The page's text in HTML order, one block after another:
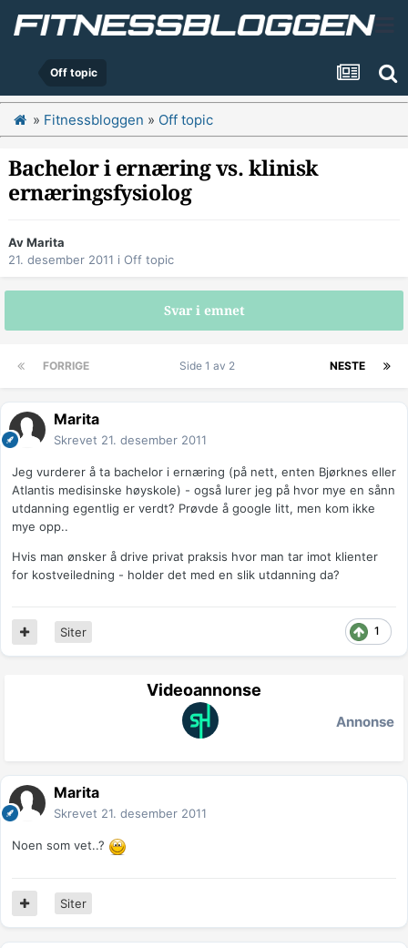
Off topic
» Fitnessbloggen » Off topic
Bachelor i ernæring vs. klinisk
ernæringsfysiolog
AvMarita
21. desember 2011 i Off topic
Svar i emnet
FORRIGE NESTE
Side 1 av 2
Marita
Skrevet 21. desember 2011
Jeg vurderer å ta bachelor i ernæring (på nett, enten Bjørknes eller
Atlantis medisinske høyskole) - også lurer jeg på hvor mye en sånn
utdanning egentlig er verdt? Prøvde å google litt, men kom ikke
mye opp..
Hvis man ønsker å drive privat praksis hvor man tar imot klienter
for kostveiledning - holder det med en slik utdanning da?
1
Siter
Videoannonse
Annonse
Marita
Skrevet 21. desember 2011
Noen som vet..?
Siter